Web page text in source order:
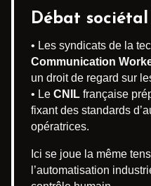
Débat sociétal
• Les syndicats de la
Communication
un droit de regard sur
• Le CNIL française
fixant des standards
opératrices.
Ici se joue la même
l’automatisation